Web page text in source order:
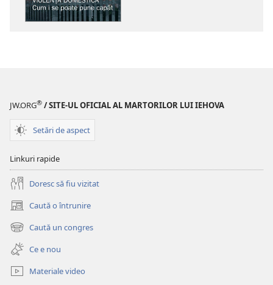
i
capăt
JW.ORG® / SITE-UL OFICIAL AL MARTORILOR LUI IEHOVA
Setări de aspect
Linkuri rapide
Doresc să fiu vizitat
Caută o întrunire
(se
deschide
o
fereastră
nouă)
Caută un congres
(se
deschide
o
fereastră
nouă)
Ce e nou
Materiale video